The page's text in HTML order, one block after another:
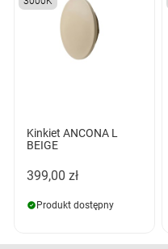
Kinkiet ANCONA L
BEIGE
399,00 zł
Produkt dostępny